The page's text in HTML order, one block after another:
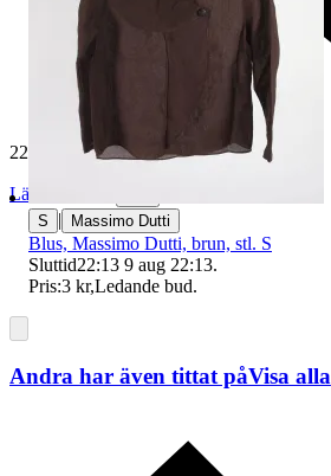
229 617 omdömen
Läs omdömen
S | Massimo Dutti
Blus, Massimo Dutti, brun, stl. S
Sluttid22:13 9 aug 22:13.
Pris:3 kr,Ledande bud.
Andra har även tittat påVisa alla